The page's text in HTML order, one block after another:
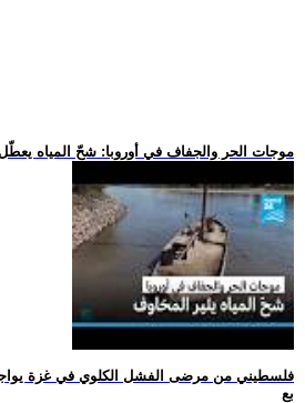
.. موجات الحر والجفاف في أوروبا: شحّ المياه
بع